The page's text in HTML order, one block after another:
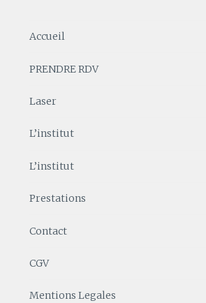
Accueil
PRENDRE RDV
Laser
L’institut
L’institut
Prestations
Contact
CGV
Mentions Legales